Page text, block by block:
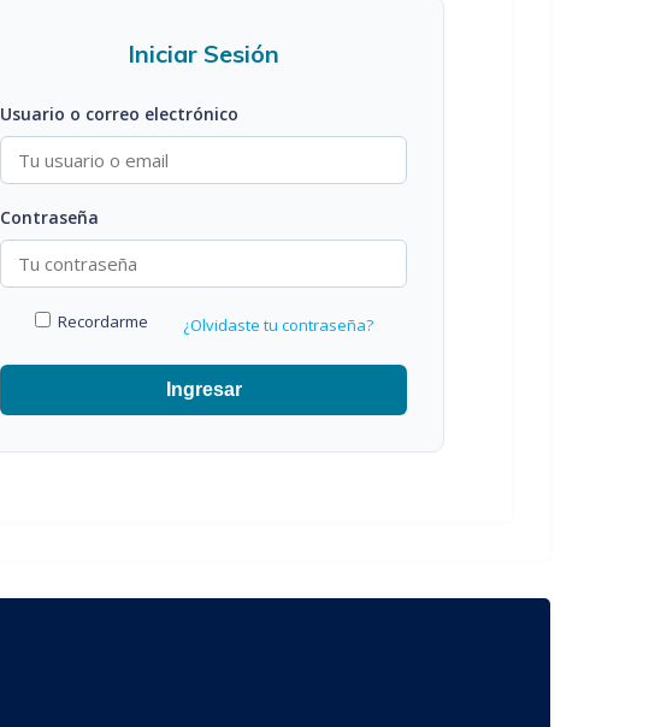
Iniciar Sesión
Usuario o correo electrónico
Contraseña
Recordarme ¿Olvidaste tu contraseña?
Ingresar